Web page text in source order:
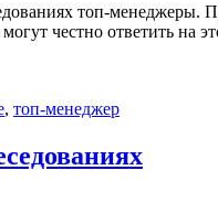
топ-менеджеры.
честно ответить
, топ-менеджер